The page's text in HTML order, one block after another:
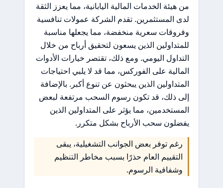
من هيئة الخدمات المالية اليابانية، مما يعزز الثقة
لدى المستثمرين. تقدم الشركة عمولات تنافسية
وفروقات سعرية منخفضة، مما يجعلها مناسبة
للمتداولين الذين يسعون لتحقيق أرباح من خلال
التداول اليومي. ومع ذلك، تقتصر خيارات الأدوات
المالية على الفوركس، مما قد لا يلبي احتياجات
المتداولين الذين يبحثون عن تنوع أكبر. بالإضافة
إلى ذلك، قد تكون رسوم السحب مرتفعة لبعض
المستخدمين، مما يؤثر على المتداولين الذين
يفضلون سحب الأرباح بشكل متكرر.
رغم توفر بعض الجوانب التشغيلية، يبقى
التقييم العام حذرًا بسبب مخاطر التنظيم
وشفافية الرسوم.